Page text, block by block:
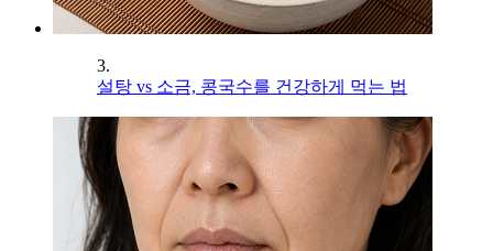
3.
설탕 vs 소금, 콩국수를 건강하게 먹는 법